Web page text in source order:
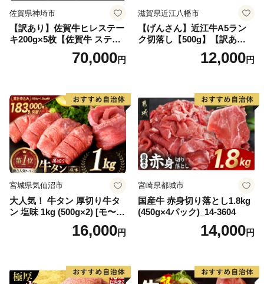
佐賀県神埼市
【訳あり】佐賀牛ヒレステー
キ200g×5枚【佐賀牛 ステー
キ ブランド肉 ヒレ肉 フィレ
肉 ジューシー ヘルシー】(H0
70,000円
滋賀県近江八幡市
【げんさん】近江牛A5ラン
ク切落し【500g】【訳あり】
12,000円
宮城県気仙沼市
大人気！ 牛タン 厚切り牛タ
ン 塩味 1kg (500g×2) [モ〜ラ
ンド 宮城県 気仙沼市 205646
60] 肉 牛肉 精肉 牛たん 牛タ
厚切り タン
16,000円
宮崎県都城市
国産牛 赤身切り落とし1.8kg
(450g×4パック)_14-3604
14,000円